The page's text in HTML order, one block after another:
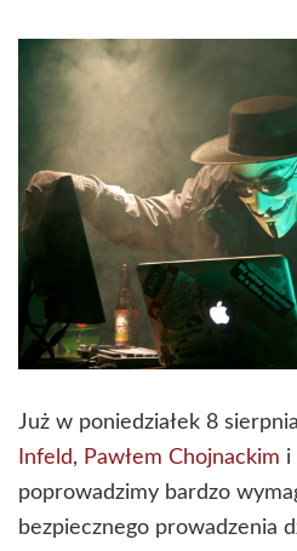
Już w poniedziałek 8
Infeld, Pawłem Chojnackim i
poprowadzimy bardzo
bezpiecznego prowadzenia